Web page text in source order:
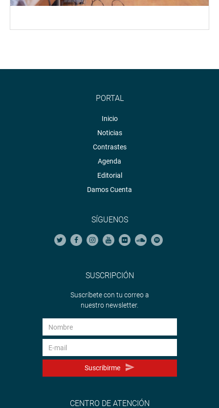
PORTAL
Inicio
Noticias
Contrastes
Agenda
Editorial
Damos Cuenta
SÍGUENOS
SUSCRIPCIÓN
Suscríbete con tu correo a
nuestro newsletter.
Suscribirme
CENTRO DE ATENCIÓN